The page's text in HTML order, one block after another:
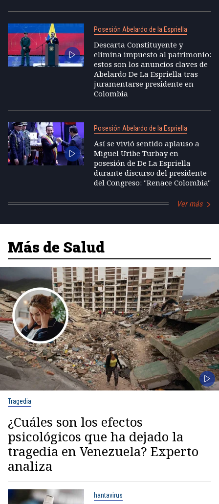
Posesión Abelardo de la Espriella
Descarta Constituyente y
elimina impuesto al patrimonio:
estos son los anuncios claves de
Abelardo De La Espriella tras
juramentarse presidente en
Colombia
Posesión Abelardo de la Espriella
Así se vivió sentido aplauso a
Miguel Uribe Turbay en
posesión de De La Espriella
durante discurso del presidente
del Congreso: "Renace Colombia"
Ver más
Más de Salud
Tragedia
¿Cuáles son los efectos
psicológicos que ha dejado la
tragedia en Venezuela? Experto
analiza
hantavirus